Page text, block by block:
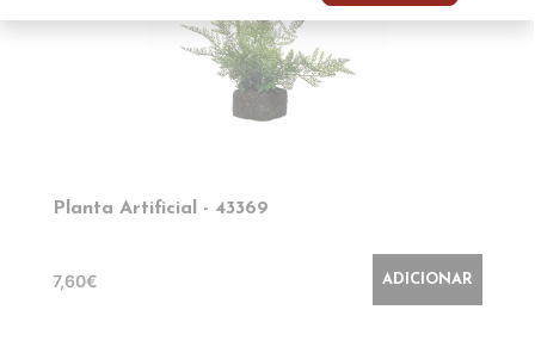
Planta Artificial - 43369
7,60€ ADICIONAR